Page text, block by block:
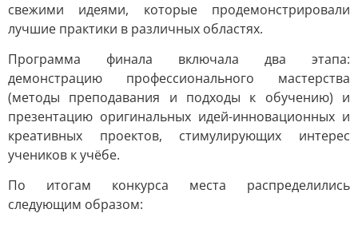
свежими идеями, которые продемонстрировали
лучшие практики в различных областях.
Программа финала включала два этапа:
демонстрацию профессионального мастерства
(методы преподавания и подходы к обучению) и
презентацию оригинальных идей-инновационных и
креативных проектов, стимулирующих интерес
учеников к учёбе.
По итогам конкурса места распределились
следующим образом: